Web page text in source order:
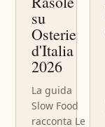
su
Osterie
d'Italia
2026
La guida
Slow Food
racconta Le